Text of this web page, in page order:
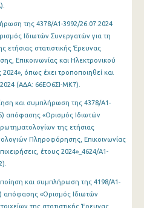
της 4378/Α1-3992/26.07.2024
Ιδιωτών Συνεργατών για τη
ετήσιας στατιστικής Έρευνας
Επικοινωνίας και Ηλεκτρονικού
2024», όπως έχει τροποποιηθεί και
(ΑΔΑ: 66ΕΟ6ΣΙ-ΜΚ7).
και συμπλήρωση της 4378/Α1-
απόφασης «Ορισμός Ιδιωτών
της ετήσιας
Πληροφόρησης, Επικοινωνίας
έτους 2024»_4624/Α1-
και συμπλήρωση της 4198/Α1-
απόφασης «Ορισμός Ιδιωτών
της στατιστικής Έρευνας